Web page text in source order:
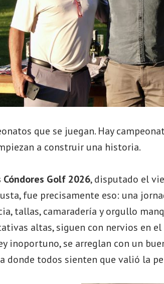
que se juegan. Hay
a construir una historia.
Cóndores Golf 2026, disputado el
fue precisamente eso: una
tallas, camaradería y orgullo
altas, siguen con nervios en
inoportuno, se arreglan con un
donde todos sienten que valió la